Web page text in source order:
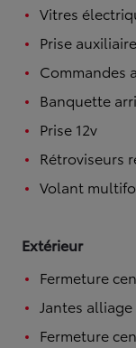
Vitres
Prise auxiliaire
Commandes
Banquette
Prise 12v
Rétroviseurs
Volant
Extérieur
Fermeture
Jantes alliage
Fermeture